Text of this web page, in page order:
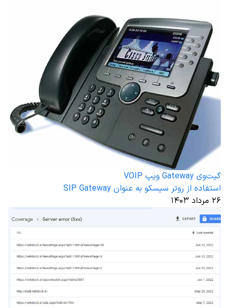
گیت‌وی Gateway ویپ VOIP
استفاده از روتر سیسکو به عنوان SIP Gateway
۲۶ مرداد ۱۴۰۳